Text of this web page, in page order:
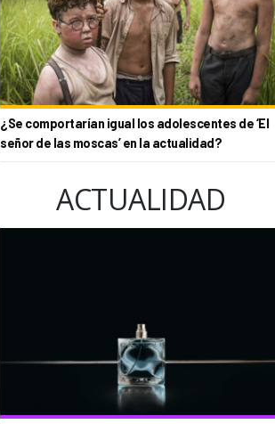
¿Se comportarían igual los adolescentes de ‘El
señor de las moscas’ en la actualidad?
ACTUALIDAD